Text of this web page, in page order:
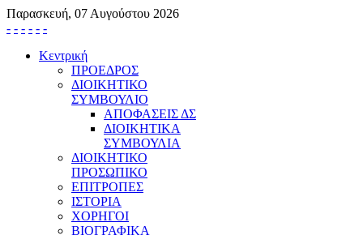
Παρασκευή, 07 Αυγούστου 2026
- - - - - -
Κεντρική
ΠΡΟΕΔΡΟΣ
ΔΙΟΙΚΗΤΙΚΟ
ΣΥΜΒΟΥΛΙΟ
ΑΠΟΦΑΣΕΙΣ ΔΣ
ΔΙΟΙΚΗΤΙΚΑ
ΣΥΜΒΟΥΛΙΑ
ΔΙΟΙΚΗΤΙΚΟ
ΠΡΟΣΩΠΙΚΟ
ΕΠΙΤΡΟΠΕΣ
ΙΣΤΟΡΙΑ
ΧΟΡΗΓΟΙ
ΒΙΟΓΡΑΦΙΚΑ